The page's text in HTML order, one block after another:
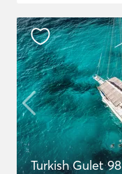
Turkish Gulet 98